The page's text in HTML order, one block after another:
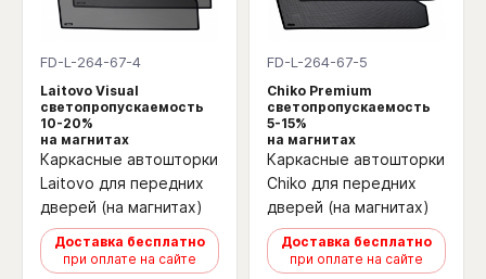
FD-L-264-67-4
Laitovo Visual
светопропускаемость
10-20%
на магнитах
Каркасные автошторки
Laitovo для передних
дверей (на магнитах)
Доставка бесплатно
при оплате на сайте
FD-L-264-67-5
Chiko Premium
светопропускаемость
5-15%
на магнитах
Каркасные автошторки
Chiko для передних
дверей (на магнитах)
Доставка бесплатно
при оплате на сайте